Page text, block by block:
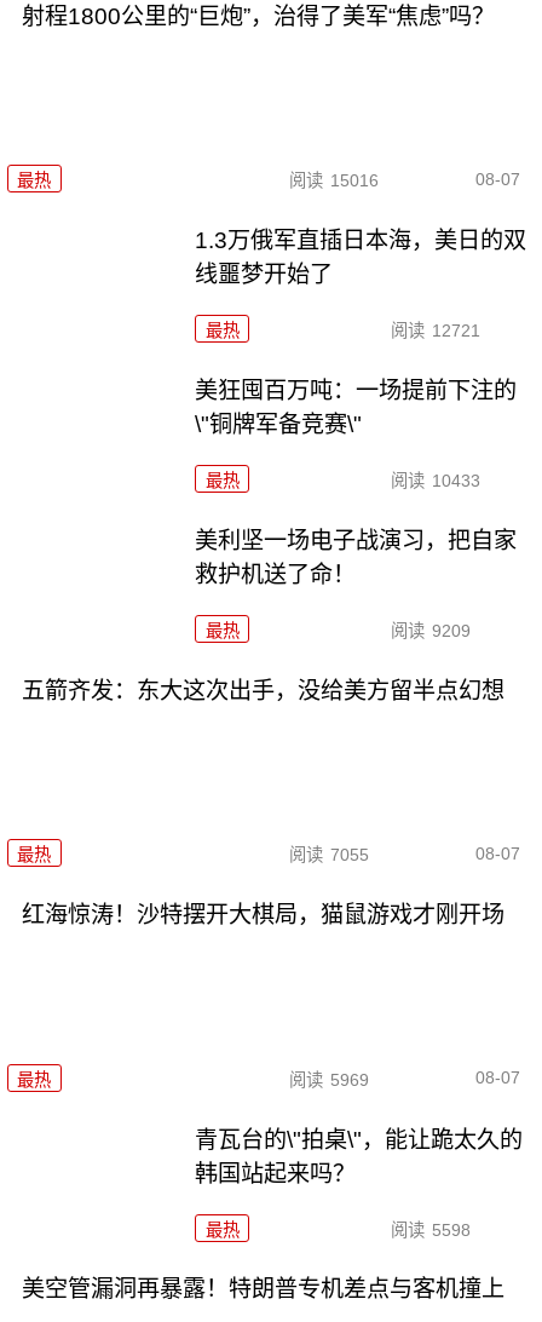
射程1800公里的“巨炮”，治得了美军“焦虑”吗？
最热 阅读 15016 08-07
1.3万俄军直插日本海，美日的双
线噩梦开始了
最热 阅读 12721
美狂囤百万吨：一场提前下注的
\"铜牌军备竞赛\"
最热 阅读 10433
美利坚一场电子战演习，把自家
救护机送了命！
最热 阅读 9209
五箭齐发：东大这次出手，没给美方留半点幻想
最热 阅读 7055 08-07
红海惊涛！沙特摆开大棋局，猫鼠游戏才刚开场
最热 阅读 5969 08-07
青瓦台的\"拍桌\"，能让跪太久的
韩国站起来吗？
最热 阅读 5598
美空管漏洞再暴露！特朗普专机差点与客机撞上